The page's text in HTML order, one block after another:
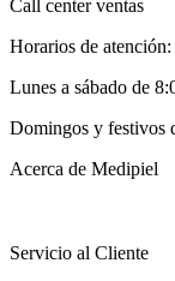
Call center ventas
Horarios de atención:
Lunes a sábado de
Domingos y festivos
Acerca de Medipiel
Servicio al Cliente